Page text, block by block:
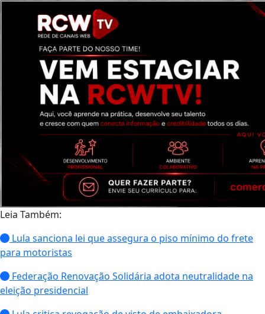
Leia Também:
Lula sanciona lei que assegura o piso mínimo do frete
para motoristas
Federação Renovação Solidária adota neutralidade na
eleição presidencial